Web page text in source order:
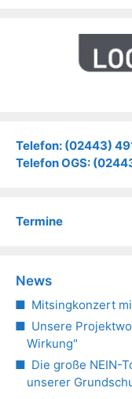
Telefon: (02443)
Telefon OGS:
Termine
News
Mitsingkonzert
Unsere
Wirkung"
Die große NEIN-
unserer